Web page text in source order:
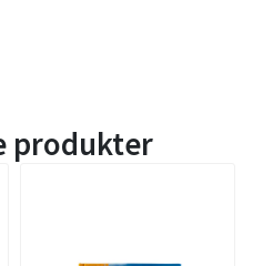
produkter